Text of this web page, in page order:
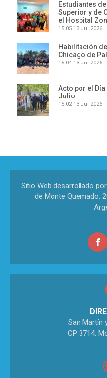
Estudiantes
Superior y de
el Hospital
15:05 13 Jul 2026
Habilitación
Chicago de
15:04 13 Jul 2026
Acto por el
Julio
15:02 13 Jul 2026
Sitio Web desarrollado
de Monte Quemado.
San Martín
CP 3714.